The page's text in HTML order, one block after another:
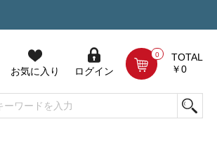
お気に入り ログイン
0
TOTAL
￥0